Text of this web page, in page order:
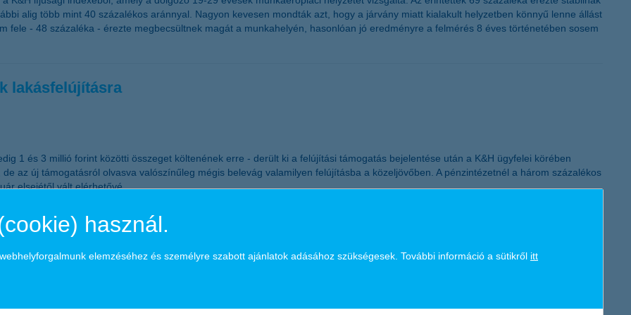
alig több mint 40 százalékos aránnyal. Nagyon kevesen mondták azt, hogy a járvány miatt kialakult helyzetben könnyű lenne állást
fele - 48 százaléka - érezte megbecsültnek magát a munkahelyén, hasonlóan jó eredményre a felmérés 8 éves történetében sosem
lakásfelújításra
1 és 3 millió forint közötti összeget költenének erre - derült ki a felújítási támogatás bejelentése után a K&H ügyfelei körében
az új támogatásról olvasva valószínűleg mégis belevág valamilyen felújításba a közeljövőben. A pénzintézetnél a három százalékos
elsejétől vált elérhetővé.
PIN-kód és elindul a bankkártyák cseréje is
használ.
elemzéséhez és személyre szabott ajánlatok adásához szükségesek. További információ a sütikről itt